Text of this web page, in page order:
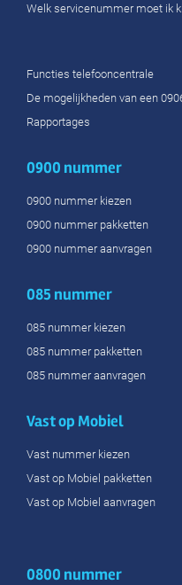
Welk servicenummer moet ik
Functies telefooncentrale
De mogelijkheden van een
Rapportages
0900 nummer
0900 nummer kiezen
0900 nummer pakketten
0900 nummer aanvragen
085 nummer
085 nummer kiezen
085 nummer pakketten
085 nummer aanvragen
Vast op Mobiel
Vast nummer kiezen
Vast op Mobiel pakketten
Vast op Mobiel aanvragen
0800 nummer